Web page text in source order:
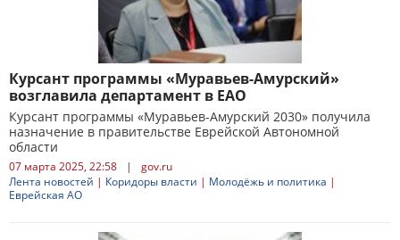
Курсант программы «Муравьев-Амурский»
возглавила департамент в ЕАО
Курсант программы «Муравьев-Амурский 2030» получила
назначение в правительстве Еврейской Автономной
области
07 марта 2025, 22:58 |
gov.ru
Лента новостей | Коридоры власти | Молодёжь и политика |
Еврейская АО